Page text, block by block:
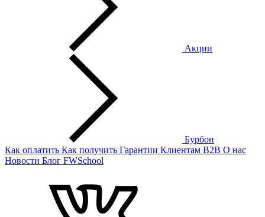
Акции
Бурбон
Как оплатить Как получить Гарантии Клиентам B2B О нас
Новости Блог FWSchool